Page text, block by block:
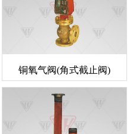
铜氧气阀(角式截止阀)